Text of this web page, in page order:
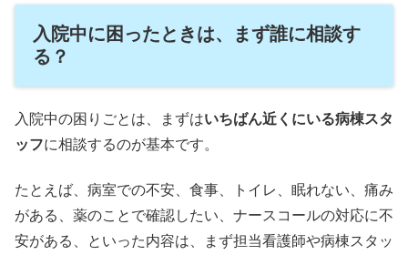
入院中に困ったときは、まず誰に相談す
る？
入院中の困りごとは、まずはいちばん近くにいる病棟スタ
ッフに相談するのが基本です。
たとえば、病室での不安、食事、トイレ、眠れない、痛み
がある、薬のことで確認したい、ナースコールの対応に不
安がある、といった内容は、まず担当看護師や病棟スタッ